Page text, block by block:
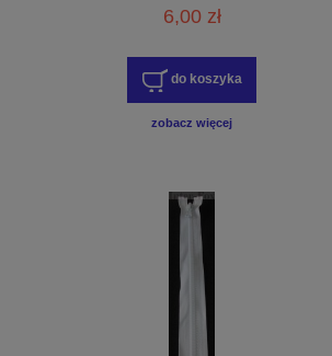
6,00 zł
do koszyka
zobacz więcej